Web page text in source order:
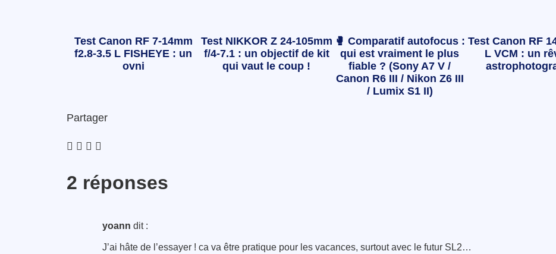
Test Canon RF 7-14mm
f2.8-3.5 L FISHEYE : un
ovni
Test NIKKOR Z 24-105mm
f/4-7.1 : un objectif de kit
qui vaut le coup !
🥊 Comparatif autofocus :
qui est vraiment le plus
fiable ? (Sony A7 V /
Canon R6 III / Nikon Z6 III
/ Lumix S1 II)
Test Canon RF
L VCM : un
Partager
2 réponses
yoann dit :
J’ai hâte de l’essayer ! ca va être pratique pour les vacances, surtout avec le futur SL2…